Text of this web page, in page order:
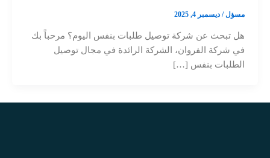
مسؤل/ ديسمبر 4, 2025
هل تبحث عن شركة توصيل طلبات بنفس اليوم؟ مرحباً بك
في شركة الفروان، الشركة الرائدة في مجال توصيل
الطلبات بنفس […]